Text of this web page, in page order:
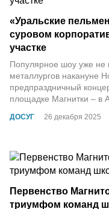
ДОСУГ 26 декабря 2025
«Уральские
суровом
участке
Популярное шоу уже не
металлургов накануне
предпраздничный
площадке Магнитки – в
Первенство
триумфом команд